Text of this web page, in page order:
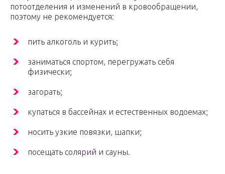
потоотделения и изменений в кровообращении,
поэтому не рекомендуется:
пить алкоголь и курить;
заниматься спортом, перегружать себя
физически;
загорать;
купаться в бассейнах и естественных водоемах;
носить узкие повязки, шапки;
посещать солярий и сауны.